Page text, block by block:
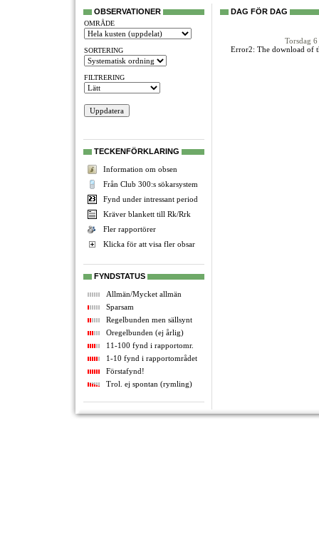
OBSERVATIONER
OMRÅDE
SORTERING
FILTRERING
TECKENFÖRKLARING
Information om obsen
Från Club 300:s sökarsystem
Fynd under intressant period
Kräver blankett till Rk/Rrk
Fler rapportörer
Klicka för att visa fler obsar
FYNDSTATUS
Allmän/Mycket allmän
Sparsam
Regelbunden men sällsynt
Oregelbunden (ej årlig)
11-100 fynd i rapportomr.
1-10 fynd i rapportområdet
Förstafynd!
Trol. ej spontan (rymling)
DAG FÖR DAG
Torsdag
Error2: The download of